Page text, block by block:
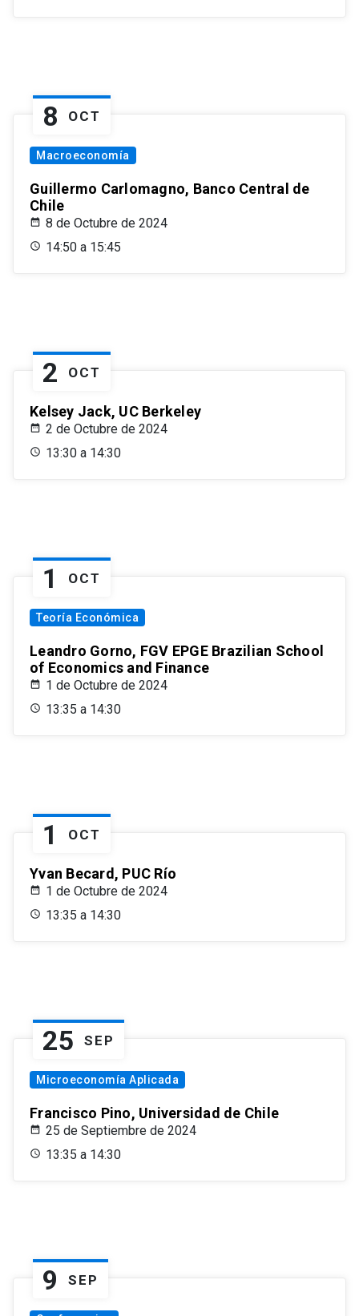
8 OCT
Macroeconomía
Guillermo Carlomagno, Banco Central de
Chile
8 de Octubre de 2024
14:50 a 15:45
2 OCT
Kelsey Jack, UC Berkeley
2 de Octubre de 2024
13:30 a 14:30
1 OCT
Teoría Económica
Leandro Gorno, FGV EPGE Brazilian School
of Economics and Finance
1 de Octubre de 2024
13:35 a 14:30
1 OCT
Yvan Becard, PUC Río
1 de Octubre de 2024
13:35 a 14:30
25 SEP
Microeconomía Aplicada
Francisco Pino, Universidad de Chile
25 de Septiembre de 2024
13:35 a 14:30
9 SEP